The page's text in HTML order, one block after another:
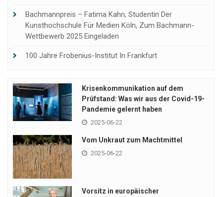
Bachmannpreis – Fatima Kahn, Studentin Der
Kunsthochschule Für Medien Köln, Zum Bachmann-
Wettbewerb 2025 Eingeladen
100 Jahre Frobenius-Institut In Frankfurt
Krisenkommunikation auf dem
Prüfstand: Was wir aus der Covid-19-
Pandemie gelernt haben
2025-06-22
Vom Unkraut zum Machtmittel
2025-06-22
Vorsitz in europäischer